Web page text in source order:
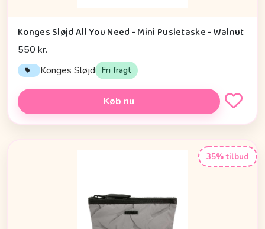
Konges Sløjd All You Need - Mini Pusletaske - Walnut
550 kr.
Konges Sløjd Fri fragt
Køb nu
35% tilbud